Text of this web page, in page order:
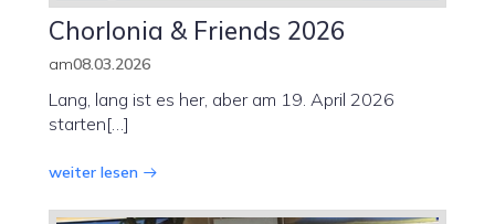
Chorlonia & Friends 2026
am08.03.2026
Lang, lang ist es her, aber am 19. April 2026
starten[…]
weiter lesen